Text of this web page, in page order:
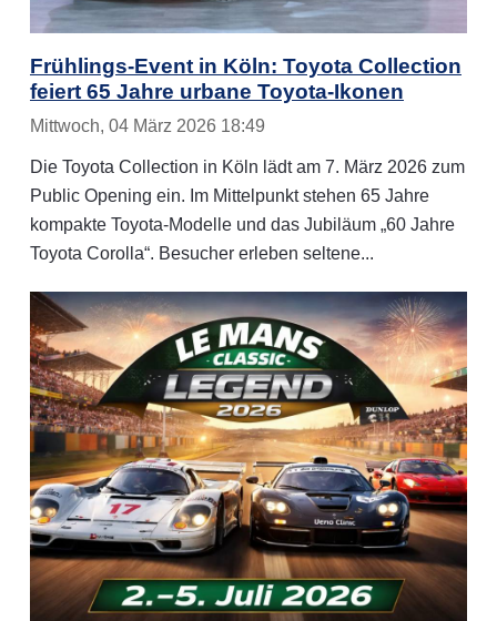
Frühlings-Event in Köln: Toyota Collection
feiert 65 Jahre urbane Toyota-Ikonen
Mittwoch, 04 März 2026 18:49
Die Toyota Collection in Köln lädt am 7. März 2026 zum
Public Opening ein. Im Mittelpunkt stehen 65 Jahre
kompakte Toyota-Modelle und das Jubiläum „60 Jahre
Toyota Corolla“. Besucher erleben seltene...